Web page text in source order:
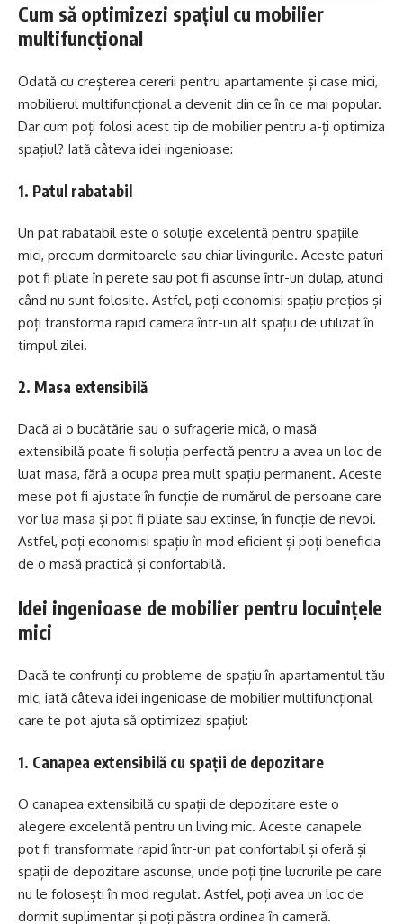
Cum să optimizezi spațiul cu mobilier
multifuncțional
Odată cu creșterea cererii pentru apartamente și case mici,
mobilierul multifuncțional a devenit din ce în ce mai popular.
Dar cum poți folosi acest tip de mobilier pentru a-ți optimiza
spațiul? Iată câteva idei ingenioase:
1. Patul rabatabil
Un pat rabatabil este o soluție excelentă pentru spațiile
mici, precum dormitoarele sau chiar livingurile. Aceste paturi
pot fi pliate în perete sau pot fi ascunse într-un dulap, atunci
când nu sunt folosite. Astfel, poți economisi spațiu prețios și
poți transforma rapid camera într-un alt spațiu de utilizat în
timpul zilei.
2. Masa extensibilă
Dacă ai o bucătărie sau o sufragerie mică, o masă
extensibilă poate fi soluția perfectă pentru a avea un loc de
luat masa, fără a ocupa prea mult spațiu permanent. Aceste
mese pot fi ajustate în funcție de numărul de persoane care
vor lua masa și pot fi pliate sau extinse, în funcție de nevoi.
Astfel, poți economisi spațiu în mod eficient și poți beneficia
de o masă practică și confortabilă.
Idei ingenioase de mobilier pentru locuințele
mici
Dacă te confrunți cu probleme de spațiu în apartamentul tău
mic, iată câteva idei ingenioase de mobilier multifuncțional
care te pot ajuta să optimizezi spațiul:
1. Canapea extensibilă cu spații de depozitare
O canapea extensibilă cu spații de depozitare este o
alegere excelentă pentru un living mic. Aceste canapele
pot fi transformate rapid într-un pat confortabil și oferă și
spații de depozitare ascunse, unde poți ține lucrurile pe care
nu le folosești în mod regulat. Astfel, poți avea un loc de
dormit suplimentar și poți păstra ordinea în cameră.